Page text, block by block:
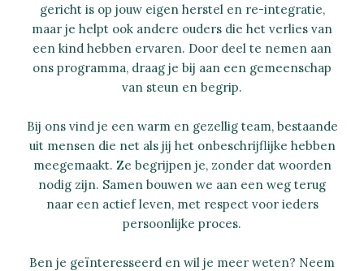
gericht is op jouw eigen herstel en re-integratie,
maar je helpt ook andere ouders die het verlies van
een kind hebben ervaren. Door deel te nemen aan
ons programma, draag je bij aan een gemeenschap
van steun en begrip.
Bij ons vind je een warm en gezellig team, bestaande
uit mensen die net als jij het onbeschrijflijke hebben
meegemaakt. Ze begrijpen je, zonder dat woorden
nodig zijn. Samen bouwen we aan een weg terug
naar een actief leven, met respect voor ieders
persoonlijke proces.
Ben je geïnteresseerd en wil je meer weten? Neem